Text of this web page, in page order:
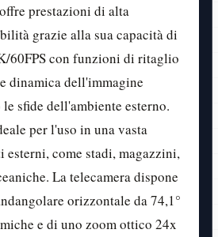
prestazioni di alta
grazie alla sua capacità di
60FPS con funzioni di ritaglio
dinamica dell'immagine
sfide dell'ambiente esterno.
per l'uso in una vasta
esterni, come stadi, magazzini,
La telecamera dispone
orizzontale da 74,1°
e di uno zoom ottico 24x